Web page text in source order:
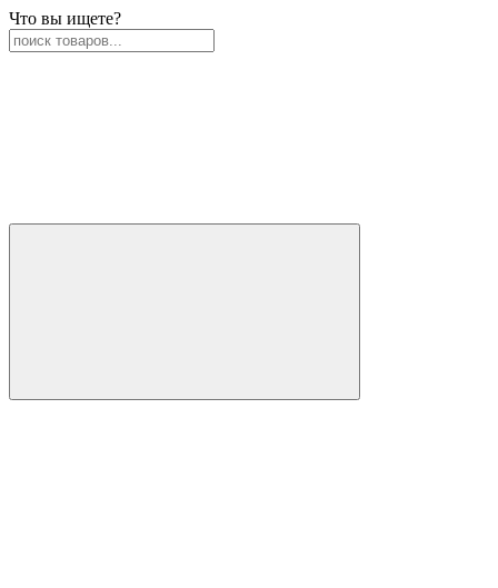
Что вы ищете?